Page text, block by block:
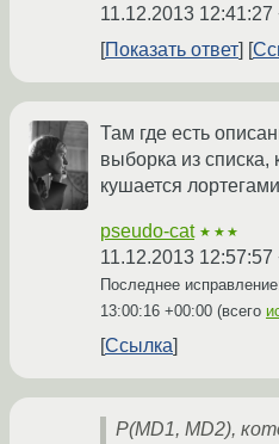
11.12.2013 12:41:27
Показать ответ
Там где есть
выборка из списка,
кушается лортегами
pseudo-cat ★★★
11.12.2013 12:57:57
Последнее
13:00:16 +00:00 (всего
Ссылка
P(MD1, MD2),